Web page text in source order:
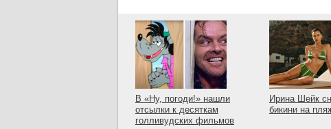
В «Ну, погоди!» нашли
отсылки к десяткам
голливудских фильмов
Ирина Шейк
бикини на